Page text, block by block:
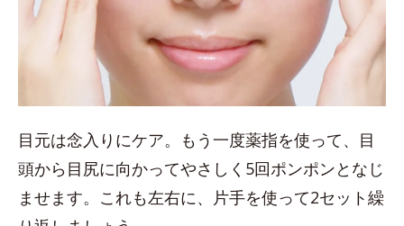
目元は念入りにケア。もう一度薬指を使って、目
頭から目尻に向かってやさしく5回ポンポンとなじ
ませます。これも左右に、片手を使って2セット繰